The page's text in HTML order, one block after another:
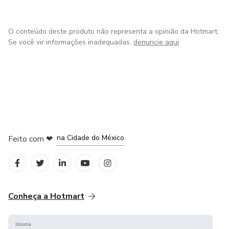
O conteúdo deste produto não representa a opinião da Hotmart.
Se você vir informações inadequadas, denuncie aqui
Feito com ❤ na Cidade do México
Conheça a Hotmart
Idioma